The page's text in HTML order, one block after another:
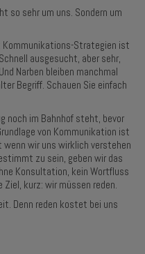
so sehr um uns. Sondern um
Kommunikations-Strategien ist
ausgesucht, aber sehr,
Narben bleiben manchmal
Begriff. Schauen Sie einfach
noch im Bahnhof steht, bevor
von Kommunikation ist
wir uns wirklich verstehen
zu sein, geben wir das
Konsultation, kein Wortfluss
kurz: wir müssen reden.
Denn reden kostet bei uns